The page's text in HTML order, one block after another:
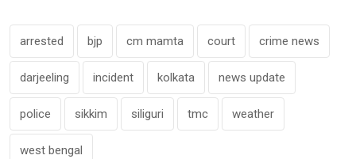
arrested bjp cm mamta court crime news
darjeeling incident kolkata news update
police sikkim siliguri tmc weather
west bengal